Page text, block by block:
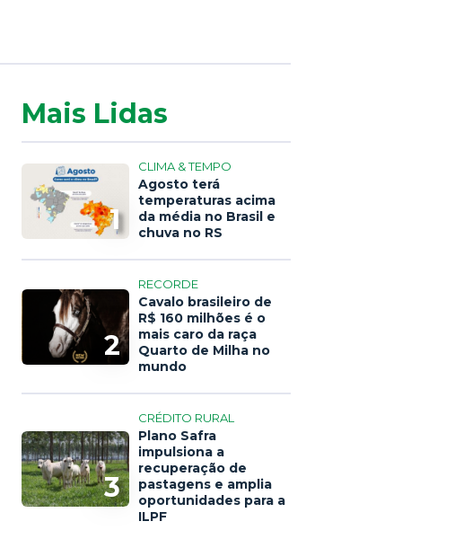
Mais Lidas
1
CLIMA & TEMPO
Agosto terá
temperaturas acima
da média no Brasil e
chuva no RS
2
RECORDE
Cavalo brasileiro de
R$ 160 milhões é o
mais caro da raça
Quarto de Milha no
mundo
3
CRÉDITO RURAL
Plano Safra
impulsiona a
recuperação de
pastagens e amplia
oportunidades para a
ILPF